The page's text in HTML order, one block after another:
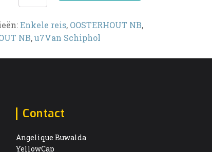
Enkele reis, OOSTERHOUT NB,
NB,u7Van Schiphol
Contact
Angelique Buwalda
YellowCap